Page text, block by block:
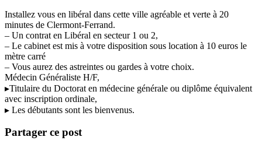
Installez vous en libéral dans cette ville agréable et verte à 20
minutes de Clermont-Ferrand.
– Un contrat en Libéral en secteur 1 ou 2,
– Le cabinet est mis à votre disposition sous location à 10 euros le
mètre carré
– Vous aurez des astreintes ou gardes à votre choix.
Médecin Généraliste H/F,
▸Titulaire du Doctorat en médecine générale ou diplôme équivalent
avec inscription ordinale,
▸ Les débutants sont les bienvenus.
Partager ce post